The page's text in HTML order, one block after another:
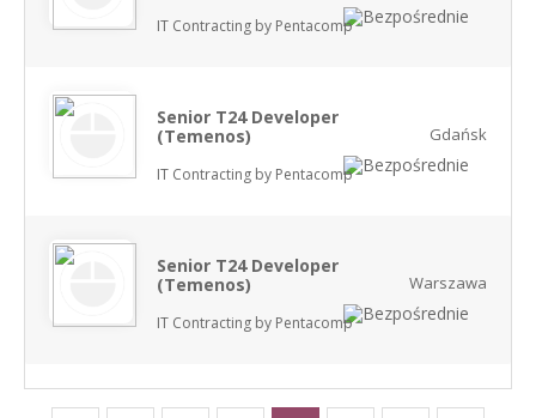
IT Contracting by Pentacomp
Senior T24 Developer
(Temenos)
IT Contracting by Pentacomp
Gdańsk
Senior T24 Developer
(Temenos)
IT Contracting by Pentacomp
Warszawa